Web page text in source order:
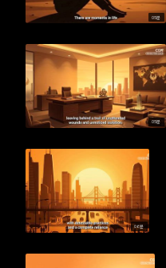
05분
05분
06분